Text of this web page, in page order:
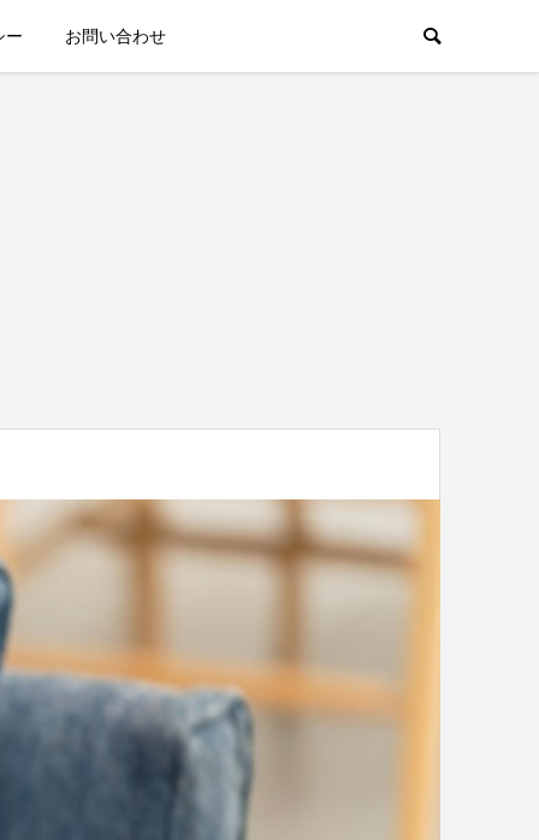
ー お問い合わせ